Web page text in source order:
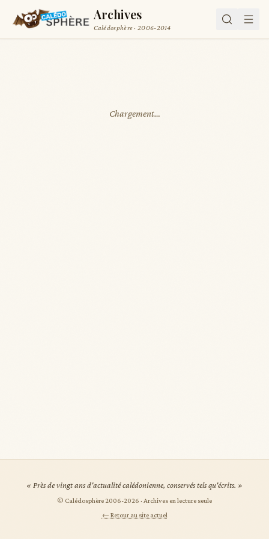
Archives
Calédosphère · 2006-2014
Chargement…
« Près de vingt ans d'actualité calédonienne, conservés tels qu'écrits. »
© Calédosphère 2006-2026 · Archives en lecture seule
← Retour au site actuel